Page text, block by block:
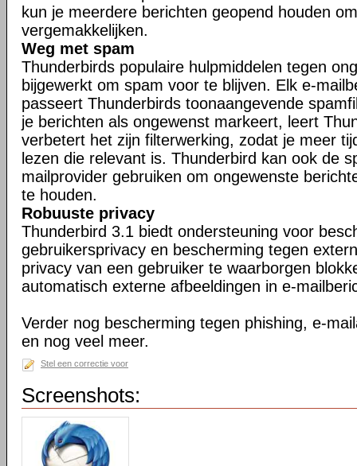
kun je meerdere berichten geopend houden
vergemakkelijken.
Weg met spam
Thunderbirds populaire hulpmiddelen tegen
bijgewerkt om spam voor te blijven. Elk e-
passeert Thunderbirds toonaangevende
je berichten als ongewenst markeert, leert
verbetert het zijn filterwerking, zodat je meer
lezen die relevant is. Thunderbird kan ook de
mailprovider gebruiken om ongewenste
te houden.
Robuuste privacy
Thunderbird 3.1 biedt ondersteuning voor
gebruikersprivacy en bescherming tegen
privacy van een gebruiker te waarborgen
automatisch externe afbeeldingen in e-
Verder nog bescherming tegen phishing, e-
en nog veel meer.
Stel een correctie voor
Screenshots: